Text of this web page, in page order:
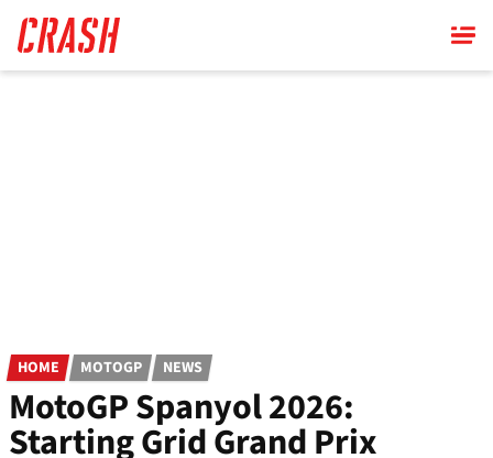
main
content
HOME MOTOGP NEWS
MotoGP Spanyol 2026:
Starting Grid Grand Prix